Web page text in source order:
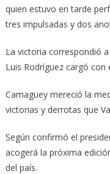
quien estuvo en tarde
tres impulsadas y dos
La victoria correspondió
Luis Rodríguez cargó con
Camagüey mereció la
victorias y derrotas que
Según confirmó el
acogerá la próxima
del país.